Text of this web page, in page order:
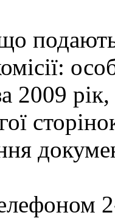
2009 рік,